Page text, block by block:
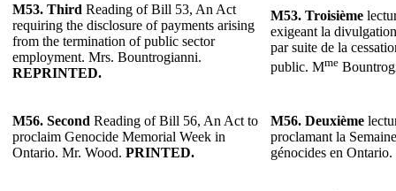
M53. Third Reading of Bill 53, An Act
requiring the disclosure of payments arising
from the termination of public sector
employment. Mrs. Bountrogianni.
REPRINTED.
M53. Troisième
exigeant la
par suite de la
public. Mme
M56. Second Reading of Bill 56, An Act to
proclaim Genocide Memorial Week in
Ontario. Mr. Wood. PRINTED.
M56. Deuxième
proclamant la
génocides en